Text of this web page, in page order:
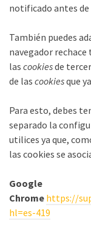
notificado antes de
También puedes
navegador rechace
las cookiesde
de las cookiesque
Para esto, debes
separado la
utilices ya que,
las cookies se
Google
Chrome https://
hl=es-419